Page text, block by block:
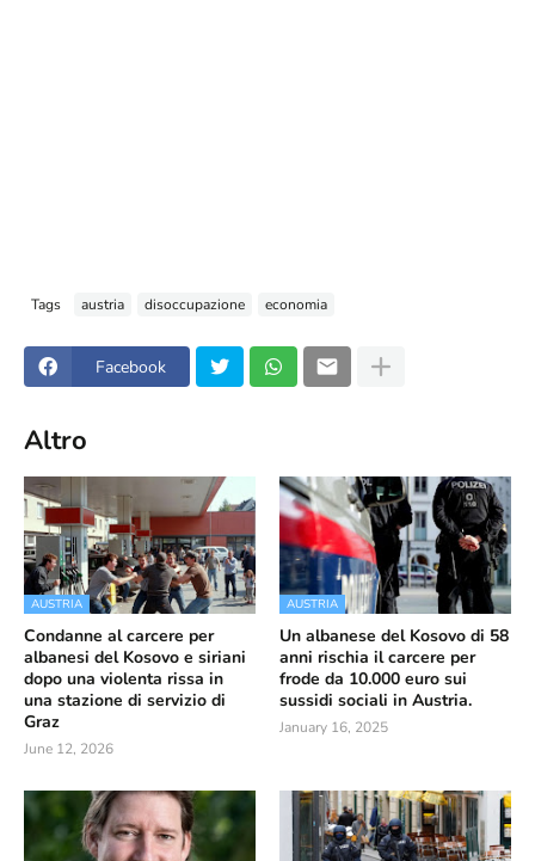
Tags austria disoccupazione economia
Facebook
Altro
AUSTRIA
Condanne al carcere per
albanesi del Kosovo e siriani
dopo una violenta rissa in
una stazione di servizio di
Graz
June 12, 2026
AUSTRIA
Un albanese del Kosovo di 58
anni rischia il carcere per
frode da 10.000 euro sui
sussidi sociali in Austria.
January 16, 2025